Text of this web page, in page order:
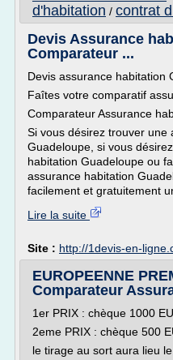
d'habitation / contrat
Devis Assurance
Comparateur ...
Devis assurance habitation
Faîtes votre comparatif
Comparateur Assurance
Si vous désirez trouver une
Guadeloupe, si vous
habitation Guadeloupe ou
assurance habitation
facilement et gratuitement
Lire la suite
Site : http://1devis-en-
EUROPEENNE
Comparateur
1er PRIX : chèque 1000
2eme PRIX : chèque 500
le tirage au sort aura lieu